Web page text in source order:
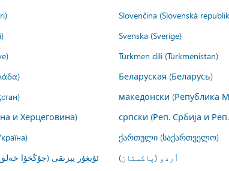
Slovenčina (Slovenská
Svenska (Sverige)
Türkmen dili (Türkmenistan)
Беларуская (Беларусь)
македонски (Република
и Херцеговина)
српски (Реп. Србија и
ქართული (საქართველო)
ئۇيغۇر يېزىقى (جۇڭخۇا
اُردو (پاکستان)